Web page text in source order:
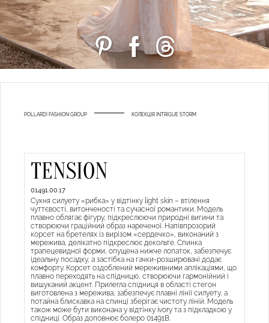
POLLARDI FASHION GROUP КОЛЕКЦІЯ INTRIGUE STORM
TENSION
01491.00.17
Сукня силуету «рибка» у відтінку light skin – втілення
чуттєвості, витонченості та сучасної романтики. Модель
плавно облягає фігуру, підкреслюючи природні вигини та
створюючи граційний образ нареченої. Напівпрозорий
корсет на бретелях із вирізом «сердечко», виконаний з
мережива, делікатно підкреслює декольте. Спинка
трапецевидної форми, опущена нижче лопаток, забезпечує
ідеальну посадку, а застібка на гачки-розширювачі додає
комфорту. Корсет оздоблений мереживними аплікаціями, що
плавно переходять на спідницю, створюючи гармонійний і
вишуканий акцент. Прилегла спідниця в області стегон
виготовлена з мережива, забезпечує плавні лінії силуету, а
потайна блискавка на спинці зберігає чистоту ліній. Модель
також може бути виконана у відтінку ivory та з підкладкою у
спідниці. Образ доповнює болеро 01491B.